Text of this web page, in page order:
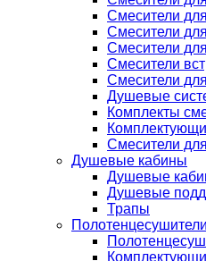
Смесители
Смесители
Смесители
Смесители
Смесители
Душевые
Комплекты
Смесители
Душевые кабины
Душевые
Душевые
Трапы
Полотенцесушители